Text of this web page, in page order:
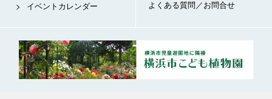
イベントカレンダー
よくある質問／お問合せ